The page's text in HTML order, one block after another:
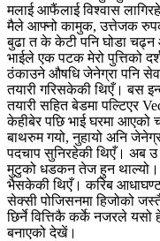
मलाई आफैंलाई विश्वास
मैले आफ्नो कामुक, उत्तेजक
बुढा त के केटी पनि घोडा चढ्न
भाईले एक पटक मेरो पुत्तिको
ठंकाउने औषधि जेनेग्रा पनि
तयारी गरिसकेकी थिएँ। बस
तयारी सहित बेडमा पल्टिएर
केहीबेर पछि भाई घरमा आएको
बाथरुम गयो, नुहायो अनि
पदचाप सुनिरहेकी थिएँ। अब उ
मुटुको धडकन तेज हुन थाल्यो।
भैसकेकी थिएँ। करिब
सेक्सी पोजिसनमा हिजोको
छिर्ने वित्तिकै कर्के नजरले
बनाएको देखें।